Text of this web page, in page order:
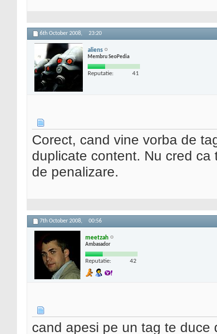
6th October 2008, 23:20
aliens
Membru SeoPedia
Reputatie: 41
Corect, cand vine vorba de
duplicate content. Nu cred
de penalizare.
7th October 2008, 00:56
meetzah
Ambasador
Reputatie: 42
cand apesi pe un tag te